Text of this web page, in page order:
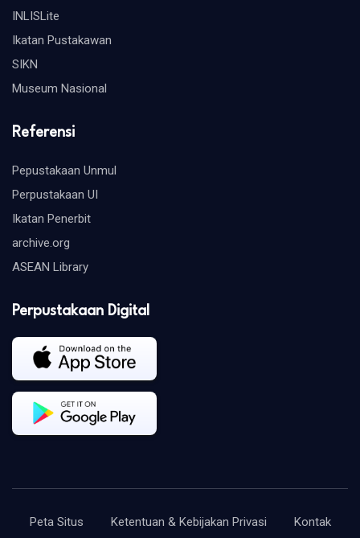
INLISLite
Ikatan Pustakawan
SIKN
Museum Nasional
Referensi
Pepustakaan Unmul
Perpustakaan UI
Ikatan Penerbit
archive.org
ASEAN Library
Perpustakaan Digital
Peta Situs Ketentuan & Kebijakan Privasi Kontak